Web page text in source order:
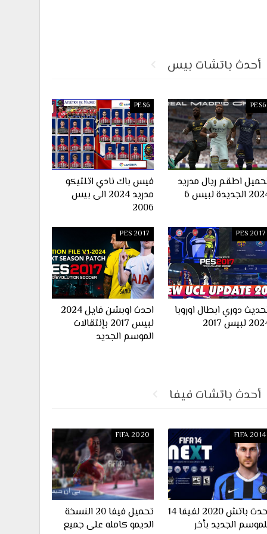
أحدث باتشات بيس
PES6
اطقم ريال مدريد
لبيس 6
PES6
فيس باك نادي اتلتيكو
مدريد 2024 الى بيس
2006
PES 2017
دوري ابطال اوروبا
لبيس 2017
PES 2017
احدث اوبشن فايل 2024
لبيس 2017 بإنتقالات
الموسم الجديد
أحدث باتشات فيفا
FIFA 2014
احدث باتش 2020 لفيفا 14
الجديد بأخر
FIFA 2020
تحميل فيفا 20 النسخة
الديمو كامله على جميع